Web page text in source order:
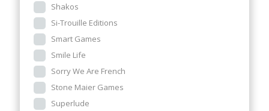
Shakos
Si-Trouille Editions
Smart Games
Smile Life
Sorry We Are French
Stone Maier Games
Superlude